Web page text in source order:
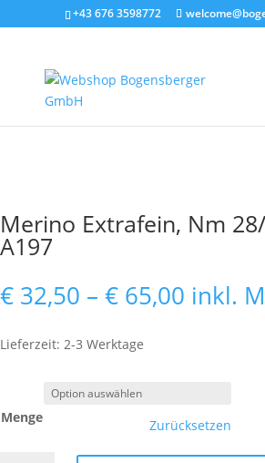
+43 676 3598772
Merino Extrafein, Nm
A197
€ 32,50 – € 65,00
€ 32,50
inkl.
Lieferzeit: 2-3 Werktage
Menge Zurücksetzen